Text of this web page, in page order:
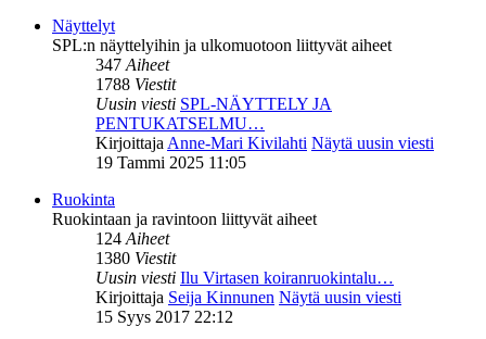
Näyttelyt
SPL:n näyttelyihin ja ulkomuotoon liittyvät aiheet
347Aiheet
1788 Viestit
Uusin viesti SPL-NÄYTTELY JA
PENTUKATSELMU…
KirjoittajaAnne-Mari Kivilahti Näytä uusin viesti
19 Tammi 2025 11:05
Ruokinta
Ruokintaan ja ravintoon liittyvät aiheet
124Aiheet
1380 Viestit
Uusin viesti Ilu Virtasen koiranruokintalu…
Kirjoittaja Seija Kinnunen Näytä uusin viesti
15 Syys 2017 22:12